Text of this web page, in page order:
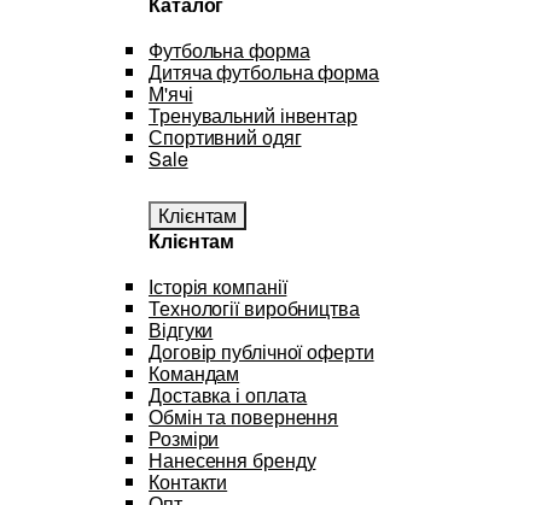
Футбольна форма
Дитяча футбольна форма
М'ячі
Тренувальний інвентар
Спортивний одяг
Sale
Клієнтам
Клієнтам
Історія компанії
Технології виробництва
Відгуки
Договір публічної оферти
Командам
Доставка і оплата
Обмін та повернення
Розміри
Нанесення бренду
Контакти